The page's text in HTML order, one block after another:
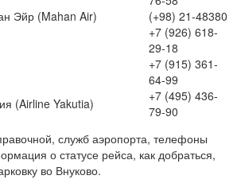
Эйр (Mahan Air)
(+98) 21-48380
+7 (926) 618-
29-18
+7 (915) 361-
64-99
(Airline Yakutia)
+7 (495) 436-
79-90
служб аэропорта, телефоны
о статусе рейса, как добраться,
во Внуково.